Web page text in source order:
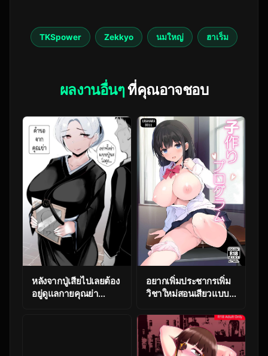
TKSpower Zekkyo นมใหญ่ ฮาเร็ม
ผลงานอื่นๆที่คุณอาจชอบ
หลังจากปู่เสียไปเลยต้อง
อยู่ดูแลกายคุณย่า
อยากเพิ่มประชากรเพิ่ม
วิชาใหม่สอนเสียวแบบ